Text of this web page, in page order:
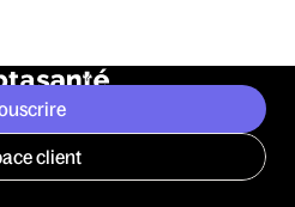
client